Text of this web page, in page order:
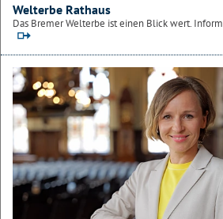
Welterbe Rathaus
Das Bremer Welterbe ist einen Blick wert.